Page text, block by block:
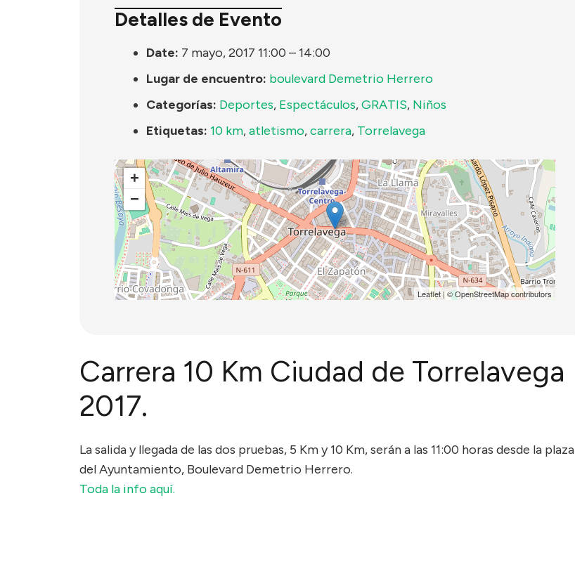
Detalles de Evento
Date: 7 mayo, 2017 11:00 –14:00
Lugar de encuentro: boulevard Demetrio Herrero
Categorías: Deportes, Espectáculos,GRATIS, Niños
Etiquetas: 10 km,atletismo,carrera, Torrelavega
+
−
Leaflet| ©OpenStreetMapcontributors
Carrera 10 Km Ciudad de Torrelavega
2017.
La salida y llegada de las dos pruebas, 5 Km y 10 Km, serán a las 11:00 horas desde la plaza
del Ayuntamiento, Boulevard Demetrio Herrero.
Toda la info aquí.